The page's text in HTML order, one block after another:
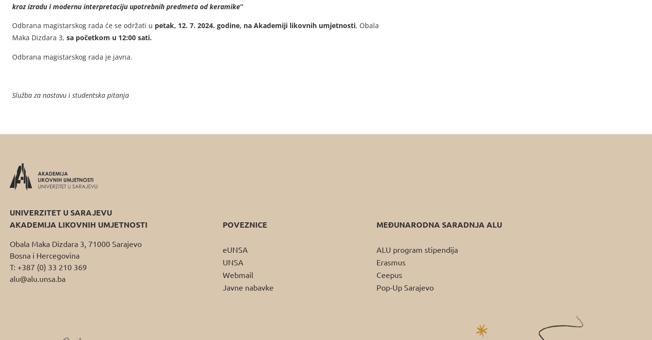
kroz izradu i modernu interpretaciju upotrebnih predmeta od keramike“
Odbrana magistarskog rada će se održati u petak, 12. 7. 2024. godine, na Akademiji likovnih umjetnosti, Obala
Maka Dizdara 3, sa početkom u 12:00 sati.
Odbrana magistarskog rada je javna.
Služba za nastavu i studentska pitanja
UNIVERZITET U SARAJEVU
AKADEMIJA LIKOVNIH UMJETNOSTI
Obala Maka Dizdara 3, 71000 Sarajevo
Bosna i Hercegovina
T: +387 (0) 33 210 369
alu@alu.unsa.ba
POVEZNICE
eUNSA
UNSA
Webmail
Javne nabavke
MEĐUNARODNA SARADNJA ALU
ALU program stipendija
Erasmus
Ceepus
Pop-Up Sarajevo